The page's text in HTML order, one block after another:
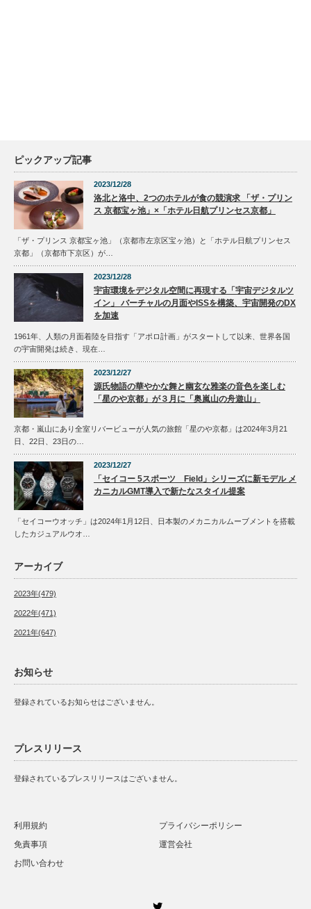
ピックアップ記事
2023/12/28
洛北と洛中、2つのホテルが食の競演求 「ザ・プリン
ス 京都宝ヶ池」×「ホテル日航プリンセス京都」
「ザ・プリンス 京都宝ヶ池」（京都市左京区宝ヶ池）と「ホテル日航プリンセス
京都」（京都市下京区）が…
2023/12/28
宇宙環境をデジタル空間に再現する「宇宙デジタルツ
イン」 バーチャルの月面やISSを構築、宇宙開発のDX
を加速
1961年、人類の月面着陸を目指す「アポロ計画」がスタートして以来、世界各国
の宇宙開発は続き、現在…
2023/12/27
源氏物語の華やかな舞と幽玄な雅楽の音色を楽しむ
「星のや京都」が３月に「奥嵐山の舟遊山」
京都・嵐山にあり全室リバービューが人気の旅館「星のや京都」は2024年3月21
日、22日、23日の…
2023/12/27
「セイコー 5スポーツ Field」シリーズに新モデル メ
カニカルGMT導入で新たなスタイル提案
「セイコーウオッチ」は2024年1月12日、日本製のメカニカルムーブメントを搭載
したカジュアルウオ…
アーカイブ
2023年(479)
2022年(471)
2021年(647)
お知らせ
登録されているお知らせはございません。
プレスリリース
登録されているプレスリリースはございません。
利用規約
プライバシーポリシー
免責事項
運営会社
お問い合わせ